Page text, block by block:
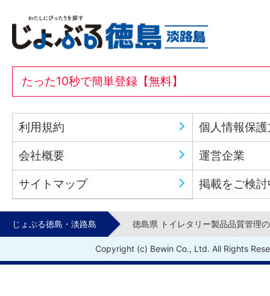
たった10秒で簡単登録【無料】
利用規約 個人情報保
会社概要 運営企業
サイトマップ 掲載をご検
じょぶる徳島・淡路島 徳島県 トイレタリー製品品質管理
Copyright (c) Bewin Co., Ltd. All Rights